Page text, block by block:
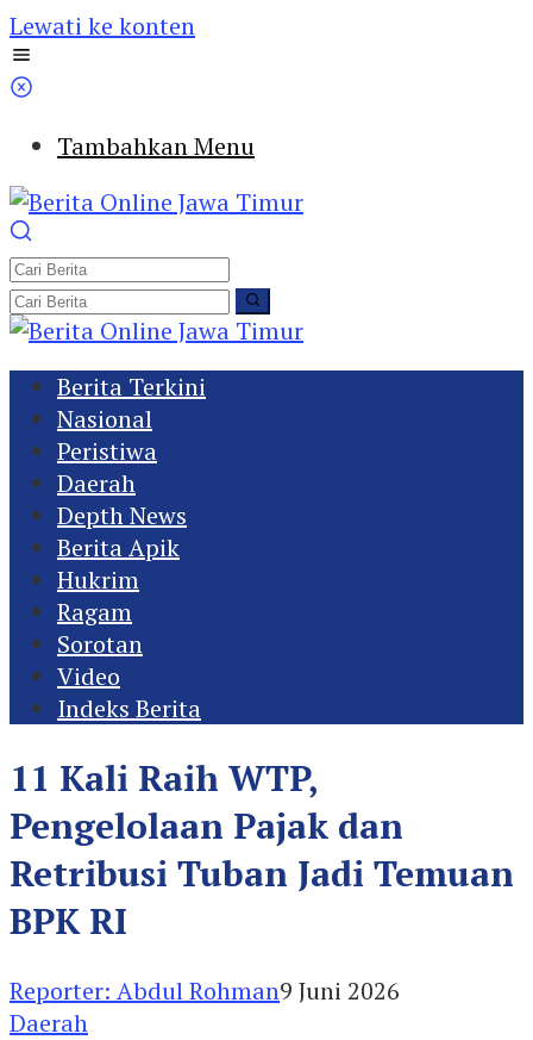
Lewati ke konten
Tambahkan Menu
Berita Terkini
Nasional
Peristiwa
Daerah
Depth News
Berita Apik
Hukrim
Ragam
Sorotan
Video
Indeks Berita
11 Kali Raih WTP,
Pengelolaan Pajak dan
Retribusi Tuban Jadi Temuan
BPK RI
Reporter: Abdul Rohman9 Juni 2026
Daerah